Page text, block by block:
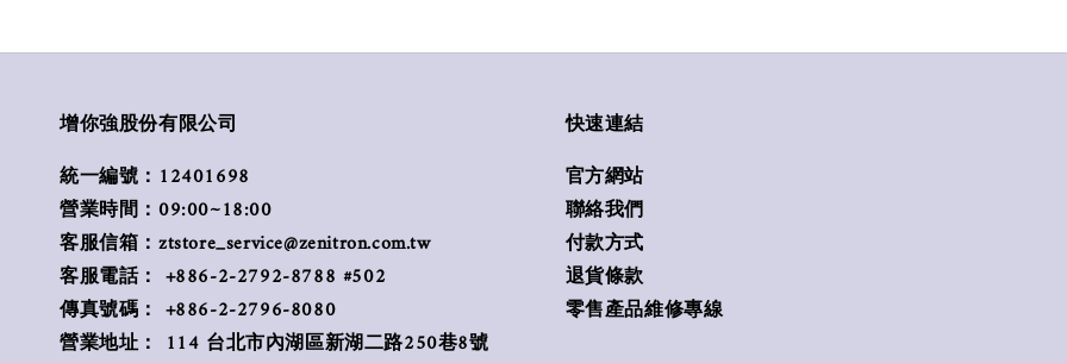
增你強股份有限公司
統一編號：12401698
營業時間：09:00~18:00
客服信箱：ztstore_service@zenitron.com.tw
客服電話： +886-2-2792-8788 #502
傳真號碼： +886-2-2796-8080
營業地址： 114 台北市內湖區新湖二路250巷8號
快速連結
官方網站
聯絡我們
付款方式
退貨條款
零售產品維修專線